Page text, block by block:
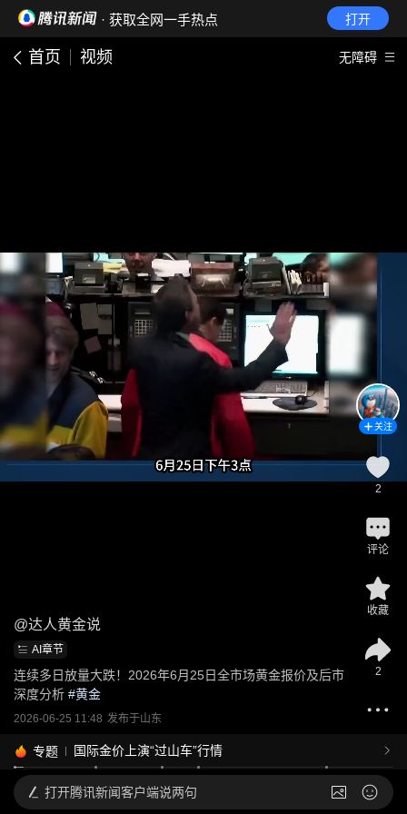
· 获取全网一手热点 打开
首页 视频 无障碍
@达人黄金说
AI章节
连续多日放量大跌！2026年6月25日全市场黄金报价及后市
深度分析 #黄金
2026-06-25 11:48 发布于山东
专题 国际金价上演“过山车”行情
关注
2
评论
收藏
2
打开腾讯新闻客户端说两句